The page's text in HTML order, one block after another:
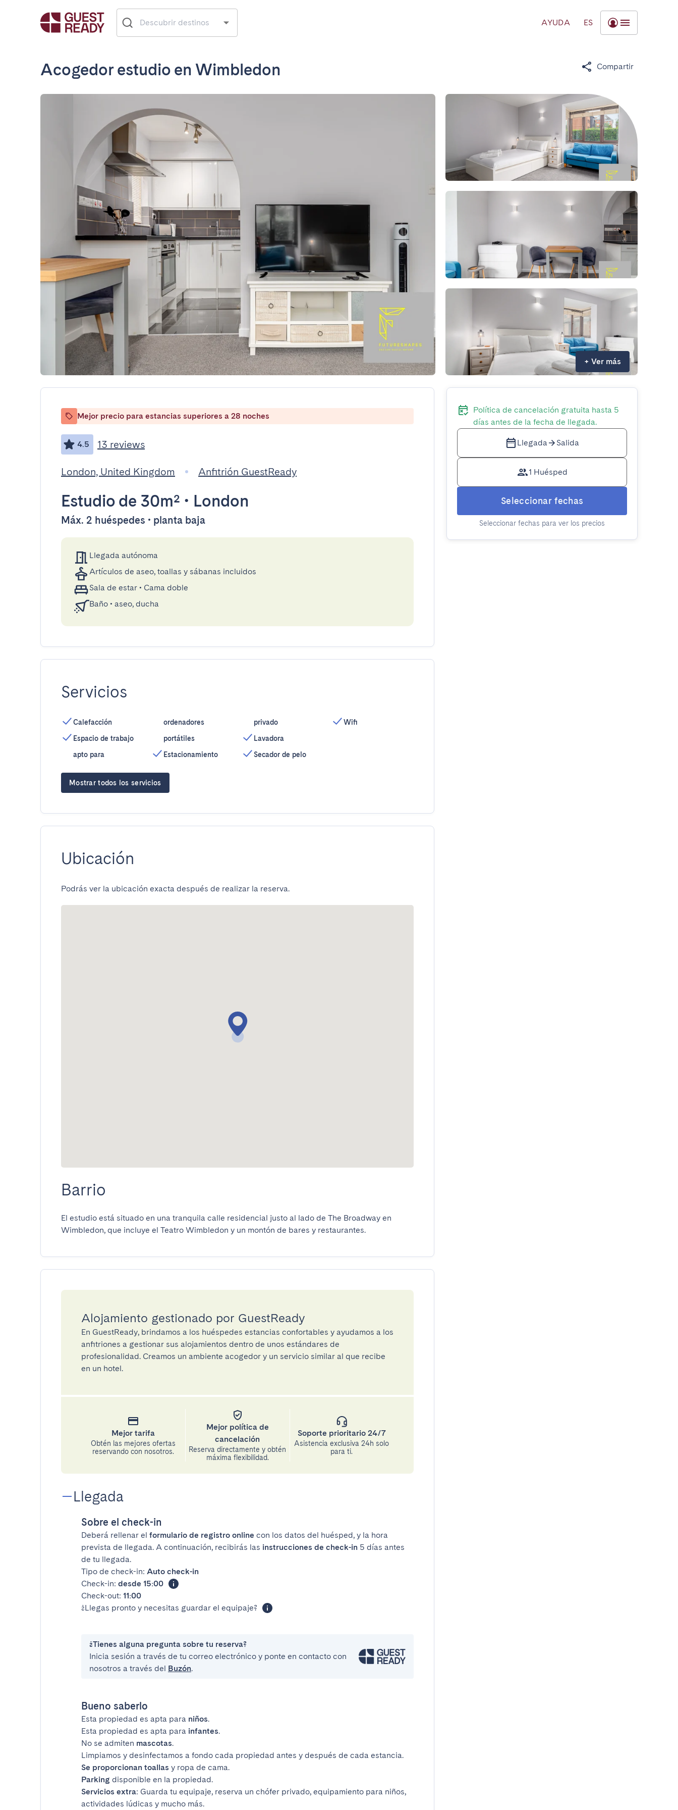
AYUDA ES
Acogedor estudio en Wimbledon Compartir
+ Ver más
Mejor precio para estancias superiores a 28 noches
4.5 13 reviews
London, United Kingdom Anfitrión GuestReady
Estudio de 30m² • London
Máx. 2 huéspedes • planta baja
Llegada autónoma
Artículos de aseo, toallas y sábanas incluidos
Sala de estar • Cama doble
Baño • aseo, ducha
Servicios
Calefacción
Espacio de trabajo
apto para
ordenadores
portátiles
Estacionamiento
privado
Lavadora
Secador de pelo
Wifi
Mostrar todos los servicios
Ubicación
Podrás ver la ubicación exacta después de realizar la reserva.
Barrio
El estudio está situado en una tranquila calle residencial justo al lado de The Broadway en
Wimbledon, que incluye el Teatro Wimbledon y un montón de bares y restaurantes.
Alojamiento gestionado por GuestReady
En GuestReady, brindamos a los huéspedes estancias confortables y ayudamos a los
anfitriones a gestionar sus alojamientos dentro de unos estándares de
profesionalidad. Creamos un ambiente acogedor y un servicio similar al que recibe
en un hotel.
Mejor tarifa
Obtén las mejores ofertas
reservando con nosotros.
Mejor política de
cancelación
Reserva directamente y obtén
máxima flexibilidad.
Soporte prioritario 24/7
Asistencia exclusiva 24h solo
para ti.
Llegada
Sobre el check-in
Deberá rellenar el formulario de registro online con los datos del huésped, y la hora
prevista de llegada. A continuación, recibirás las instrucciones de check-in 5 días antes
de tu llegada.
Tipo de check-in: Auto check-in
Check-in: desde 15:00
Check-out: 11:00
¿Llegas pronto y necesitas guardar el equipaje?
¿Tienes alguna pregunta sobre tu reserva?
Inicia sesión a través de tu correo electrónico y ponte en contacto con
nosotros a través del Buzón.
Bueno saberlo
Esta propiedad es apta para niños.
Esta propiedad es apta para infantes.
No se admiten mascotas.
Limpiamos y desinfectamos a fondo cada propiedad antes y después de cada estancia.
Se proporcionan toallas y ropa de cama.
Parking disponible en la propiedad.
Servicios extra: Guarda tu equipaje, reserva un chófer privado, equipamiento para niños,
actividades lúdicas y mucho más.
Política de cancelación gratuita hasta 5
días antes de la fecha de llegada.
Llegada Salida
1 Huésped
Seleccionar fechas
Seleccionar fechas para ver los precios